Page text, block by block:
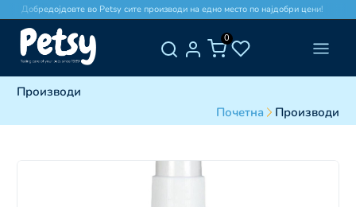
Добредојдовте во Petsy сите производи на едно место по најдобри цени!
0
Производи
Почетна
Производи